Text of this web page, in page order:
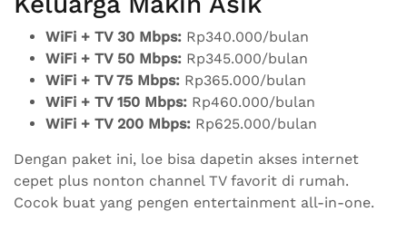
WiFi + TV 30 Mbps: Rp340.000/bulan
WiFi + TV 50 Mbps: Rp345.000/bulan
WiFi + TV 75 Mbps: Rp365.000/bulan
WiFi + TV 150 Mbps: Rp460.000/bulan
WiFi + TV 200 Mbps: Rp625.000/bulan
Dengan paket ini, loe bisa dapetin akses internet
cepet plus nonton channel TV favorit di rumah.
Cocok buat yang pengen entertainment all-in-one.